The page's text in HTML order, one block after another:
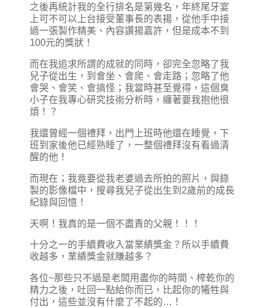
之後再統計我的全行排名是第幾名，年終尾牙宴
上可不可以上台接受董事長的表揚，從他手中接
過一張製作精美、內容讚揚嘉許，但是成本不到
100元的獎狀！
而在我追求所謂的成就的同時，卻完全忽略了我
兒子從出生，到會坐、會爬、會走路；忽略了他
會哭、會笑、會搞怪；我當時甚至覺得，這個臭
小子在我專心研究技術分析時，纏著要我抱他很
煩！？
我還曾經一個禮拜，出門上班時他還在睡覺，下
班到家後他已經熟睡了，一整個禮拜沒有看過清
醒的他！
而現在；我竟要從我老婆過去所拍的照片，與錄
製的影像檔中，搜尋我兒子從出生到2歲前的成長
紀錄與回憶！
天啊！我真的是一個不盡責的父親！！！
十分之一的手續費收入當業績獎金？所以手續費
收越多，業績獎金就賺越多？
各位~那些只不過是老闆用盡你的時間、榨乾你的
精力之後，吐回一點給你而已，比起你的犧牲與
付出，這些並沒有什麼了不起的…！